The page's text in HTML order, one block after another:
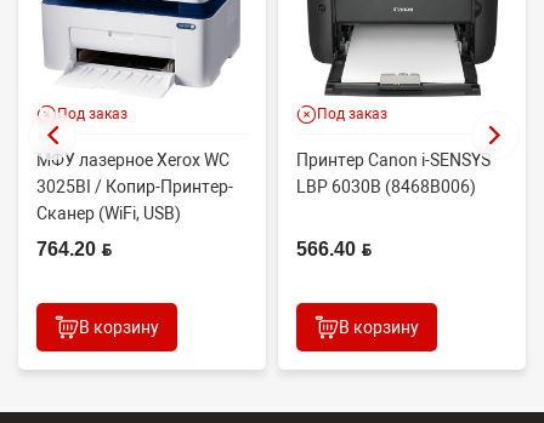
Под заказ
МФУ лазерное Xerox WC
3025BI / Копир-Принтер-
Сканер (WiFi, USB)
764.20 BYN
В корзину
Под заказ
Принтер Canon i-SENSYS
LBP 6030B (8468B006)
566.40 BYN
В корзину